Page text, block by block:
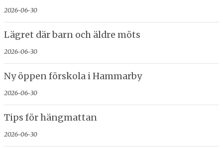
2026-06-30
Lägret där barn och äldre möts
2026-06-30
Ny öppen förskola i Hammarby
2026-06-30
Tips för hängmattan
2026-06-30